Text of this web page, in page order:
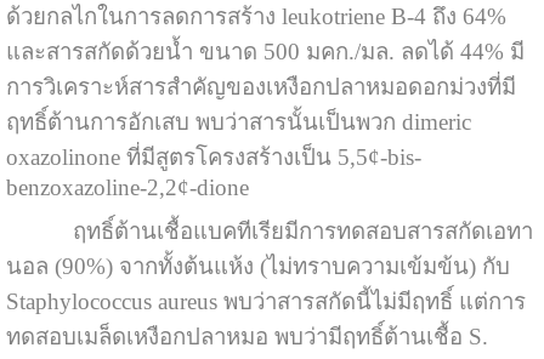
ด้วยกลไกในการลดการสร้าง leukotriene B-4 ถึง 64%
และสารสกัดด้วยน้ำ ขนาด 500 มคก./มล. ลดได้ 44% มี
การวิเคราะห์สารสำคัญของเหงือกปลาหมอดอกม่วงที่มี
ฤทธิ์ต้านการอักเสบ พบว่าสารนั้นเป็นพวก dimeric
oxazolinone ที่มีสูตรโครงสร้างเป็น 5,5¢-bis-
benzoxazoline-2,2¢-dione
ฤทธิ์ต้านเชื้อแบคทีเรียมีการทดสอบสารสกัดเอทา
นอล (90%) จากทั้งต้นแห้ง (ไม่ทราบความเข้มข้น) กับ
Staphylococcus aureus พบว่าสารสกัดนี้ไม่มีฤทธิ์ แต่การ
ทดสอบเมล็ดเหงือกปลาหมอ พบว่ามีฤทธิ์ต้านเชื้อ S.